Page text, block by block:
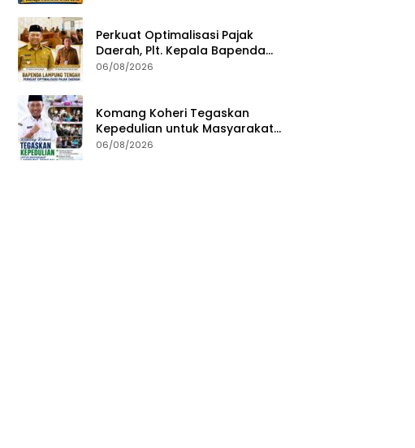
Perkuat Optimalisasi Pajak
Daerah, Plt. Kepala Bapenda
Lampung Tengah Minta Seluruh
06/08/2026
Komang Koheri Tegaskan
Kepedulian untuk Masyarakat
Lampung Tengah Lewat
06/08/2026